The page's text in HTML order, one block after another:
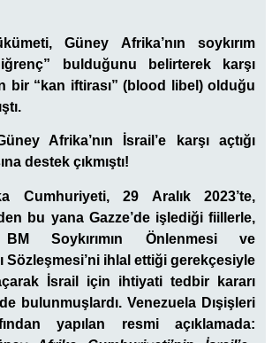
eti,Güney Afrika’nın soykırım
bulduğunu belirterek karşı
bir “kan iftirası” (blood libel) olduğu
Afrika’nın İsrail’e karşı açtığı
destek çıkmıştı!
Cumhuriyeti, 29 Aralık 2023’te,
bu yana Gazze’de işlediği fiillerle,
Soykırımın Önlenmesi ve
Sözleşmesi’ni ihlal ettiği gerekçesiyle
İsrail için ihtiyati tedbir kararı
bulunmuşlardı. Venezuela Dışişleri
yapılan resmi açıklamada: